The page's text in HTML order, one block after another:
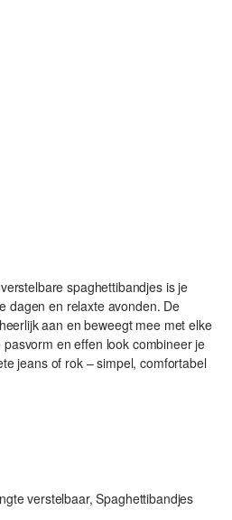
spaghettibandjes is je
dagen en relaxte avonden. De
aan en beweegt mee met elke
en effen look combineer je
jeans of rok – simpel, comfortabel
verstelbaar, Spaghettibandjes